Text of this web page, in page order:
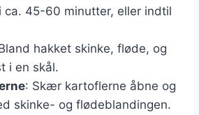
ca. 45-60 minutter, eller indtil
hakket skinke, fløde, og
i en skål.
: Skær kartoflerne åbne og
skinke- og flødeblandingen.